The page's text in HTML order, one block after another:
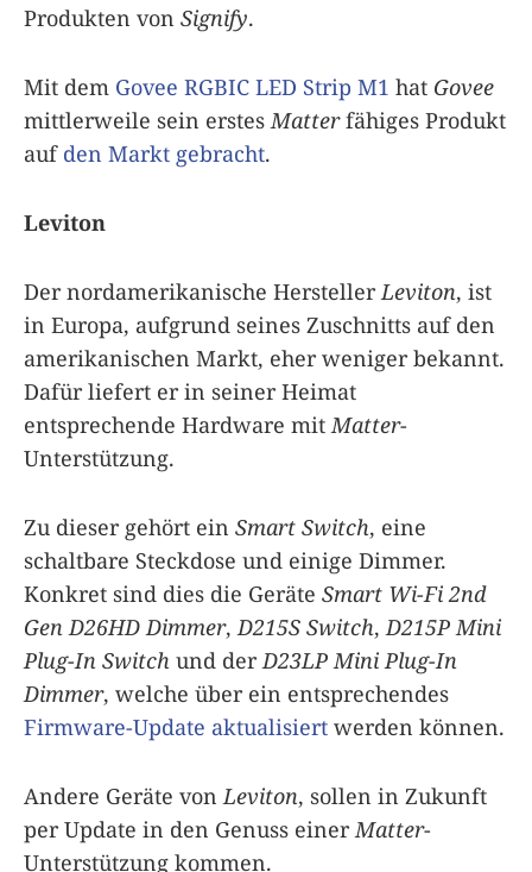
Produkten von Signify.
Mit dem Govee RGBIC LED Strip M1 hat Govee
mittlerweile sein erstes Matterfähiges Produkt
auf den Markt gebracht.
Leviton
Der nordamerikanische Hersteller Leviton, ist
in Europa, aufgrund seines Zuschnitts auf den
amerikanischen Markt, eher weniger bekannt.
Dafür liefert er in seiner Heimat
entsprechende Hardware mit Matter-
Unterstützung.
Zu dieser gehört ein Smart Switch, eine
schaltbare Steckdose und einige Dimmer.
Konkret sind dies die Geräte Smart Wi-Fi 2nd
Gen D26HD Dimmer, D215S Switch, D215P Mini
Plug-In Switch und der D23LP Mini Plug-In
Dimmer, welche über ein entsprechendes
Firmware-Update aktualisiert werden können.
Andere Geräte von Leviton, sollen in Zukunft
per Update in den Genuss einer Matter-
Unterstützung kommen.